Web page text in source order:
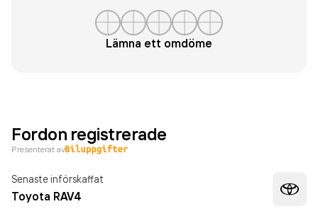
Lämna ett omdöme
Fordon registrerade
Presenterat av
Senaste införskaffat
Toyota RAV4